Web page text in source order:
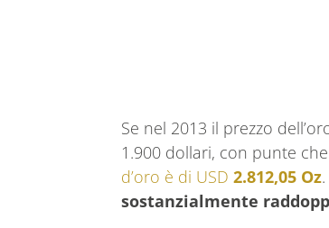
Se nel 2013 il prezzo
1.900 dollari, con punte
d’oro è di USD2.812,05 Oz
sostanzialmente